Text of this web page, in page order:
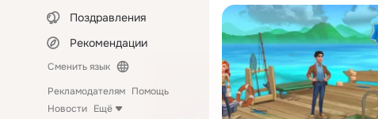
Поздравления
Рекомендации
Сменить язык
Рекламодателям Помощь
Новости Ещё